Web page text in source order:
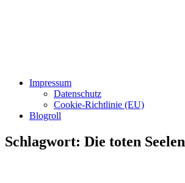
Impressum
Datenschutz
Cookie-Richtlinie (EU)
Blogroll
Schlagwort: Die toten Seelen